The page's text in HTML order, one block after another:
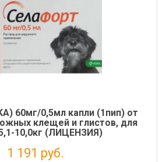
60мг/0,5мл капли (1пип) от
клещей и глистов, для
10,0кг (ЛИЦЕНЗИЯ)
1 191 руб.